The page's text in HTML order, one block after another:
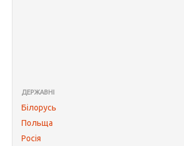
ДЕРЖАВНІ
Білорусь
Польща
Росія